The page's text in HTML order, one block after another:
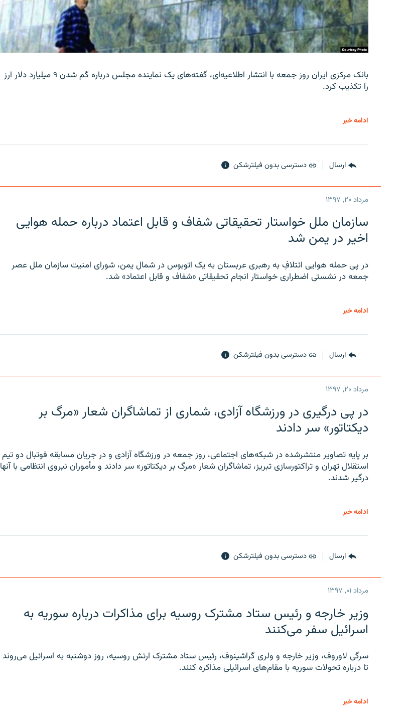
بانک مرکزی ایران روز جمعه با انتشار اطلاعیه‌ای، گفته‌های یک نماینده مجلس درباره گم شدن ۹ میلیارد دلار ارز
را تکذیب کرد.
ادامه خبر
ارسال دسترسی بدون فیلترشکن
مرداد ۲۰, ۱۳۹۷
سازمان ملل خواستار تحقیقاتی شفاف و قابل اعتماد درباره حمله هوایی
اخیر در یمن شد
در پی حمله هوایی ائتلافِ به رهبری عربستان به یک اتوبوس در شمال یمن، شورای امنیت سازمان ملل عصر
جمعه در نشستی اضطراری خواستار انجام تحقیقاتی «شفاف و قابل اعتماد» شد.
ادامه خبر
ارسال دسترسی بدون فیلترشکن
مرداد ۲۰, ۱۳۹۷
در پی درگیری در ورزشگاه آزادی، شماری از تماشاگران شعار «مرگ بر
دیکتاتور» سر دادند
بر پایه تصاویر منتشرشده در شبکه‌های اجتماعی، روز جمعه در ورزشگاه آزادی و در جریان مسابقه فوتبال دو تیم
استقلال تهران و تراکتورسازی تبریز، تماشاگران شعار «مرگ بر دیکتاتور» سر دادند و مأموران نیروی انتظامی با آنها
درگیر شدند.
ادامه خبر
ارسال دسترسی بدون فیلترشکن
مرداد ۰۱, ۱۳۹۷
وزیر خارجه و رئیس‌ ستاد مشترک روسیه برای مذاکرات درباره سوریه به
اسرائیل سفر می‌کنند
سرگی لاوروف، وزیر خارجه و ولری گراشینوف، رئیس ستاد مشترک ارتش روسیه، روز دوشنبه به اسرائیل می‌روند
تا درباره تحولات سوریه با مقام‌های اسرائیلی مذاکره کنند.
ادامه خبر